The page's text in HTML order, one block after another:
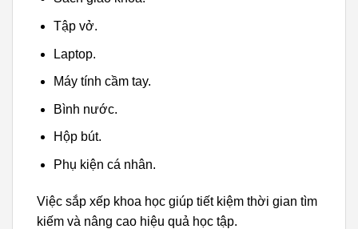
Tập vở.
Laptop.
Máy tính cầm tay.
Bình nước.
Hộp bút.
Phụ kiện cá nhân.
Việc sắp xếp khoa học giúp tiết kiệm thời gian tìm
kiếm và nâng cao hiệu quả học tập.